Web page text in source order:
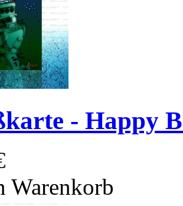
- Happy
Warenkorb